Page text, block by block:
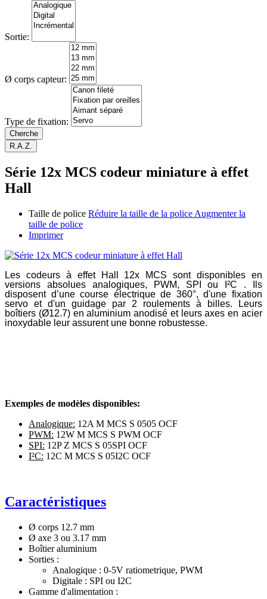
Sortie:
Ø corps capteur:
Type de fixation:
Série 12x MCS codeur miniature à effet
Hall
Taille de police Réduire la taille de la police Augmenter la
taille de police
Imprimer
Les codeurs à effet Hall 12x MCS sont disponibles en
versions absolues analogiques, PWM, SPI ou I²C . Ils
disposent d’une course électrique de 360°, d'une fixation
servo et d'un guidage par 2 roulements à billes. Leurs
boîtiers (Ø12.7) en aluminium anodisé et leurs axes en acier
inoxydable leur assurent une bonne robustesse.
Exemples de modèles disponibles:
Analogique: 12A M MCS S 0505 OCF
PWM: 12W M MCS S PWM OCF
SPI: 12P Z MCS S 05SPI OCF
I²C: 12C M MCS S 05I2C OCF
Caractéristiques
Ø corps 12.7 mm
Ø axe 3 ou 3.17 mm
Boîtier aluminium
Sorties :
Analogique : 0-5V ratiometrique, PWM
Digitale : SPI ou I2C
Gamme d'alimentation :